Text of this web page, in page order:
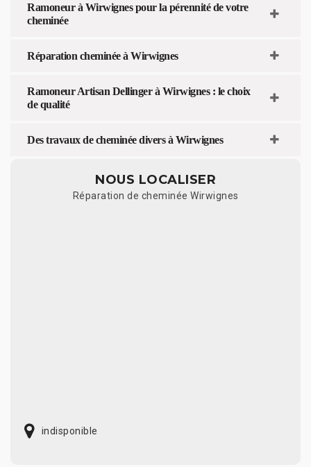
Ramoneur à Wirwignes pour la pérennité de votre
cheminée
Réparation cheminée à Wirwignes
Ramoneur Artisan Dellinger à Wirwignes : le choix
de qualité
Des travaux de cheminée divers à Wirwignes
NOUS LOCALISER
Réparation de cheminée Wirwignes
indisponible